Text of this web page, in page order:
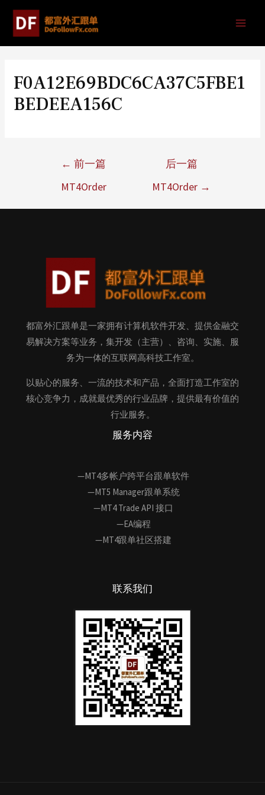
F0A12E69BDC6CA37C5FBE1
BEDEEA156C
← 前一篇
MT4Order
后一篇
MT4Order →
都富外汇跟单是一家拥有计算机软件开发、提供金融交
易解决方案等业务，集开发（主营）、咨询、实施、服
务为一体的互联网高科技工作室。
以贴心的服务、一流的技术和产品，全面打造工作室的
核心竞争力，成就最优秀的行业品牌，提供最有价值的
行业服务。
服务内容
—MT4多帐户跨平台跟单软件
—MT5 Manager跟单系统
—MT4 Trade API 接口
—EA编程
—MT4跟单社区搭建
联系我们